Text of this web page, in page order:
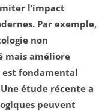
l’impact
Par exemple,
non
mais améliore
est fondamental
étude récente a
peuvent